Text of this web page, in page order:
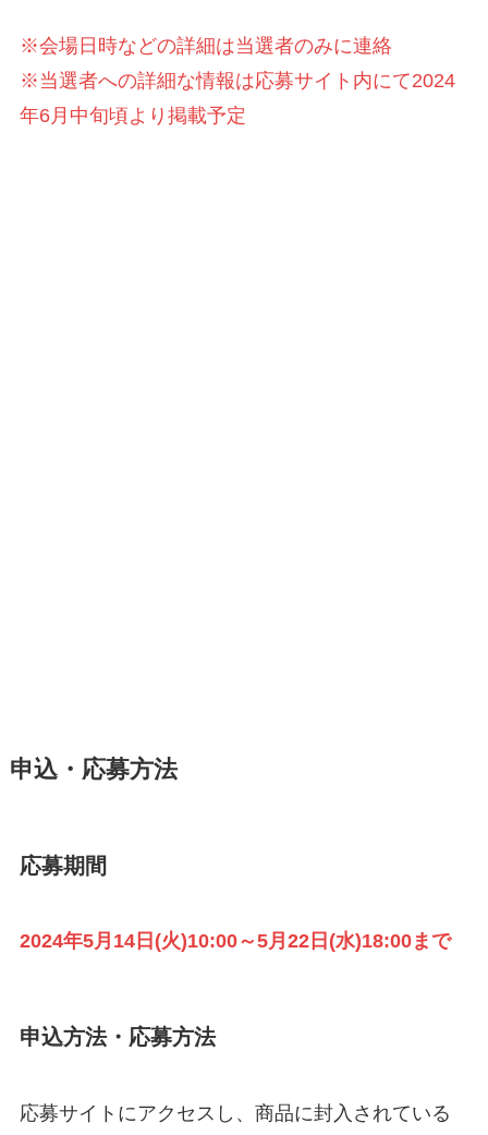
※会場日時などの詳細は当選者のみに連絡
※当選者への詳細な情報は応募サイト内にて2024
年6月中旬頃より掲載予定
申込・応募方法
応募期間
2024年5月14日(火)10:00～5月22日(水)18:00まで
申込方法・応募方法
応募サイトにアクセスし、商品に封入されている